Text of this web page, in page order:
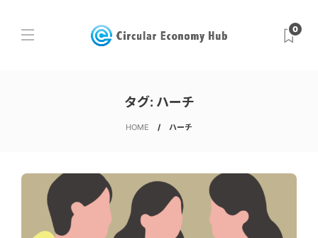
0
タグ: ハーチ
HOME ハーチ